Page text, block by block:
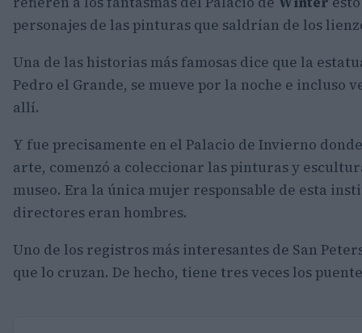
personajes de las pinturas que saldrían de los
Una de las historias más famosas dice que la
Pedro el Grande, se mueve por la noche e incluso
allí.
Y fue precisamente en el Palacio de Invierno
arte, comenzó a coleccionar las pinturas y
museo. Era la única mujer responsable de esta
directores eran hombres.
Uno de los registros más interesantes de San
que lo cruzan. De hecho, tiene tres veces los